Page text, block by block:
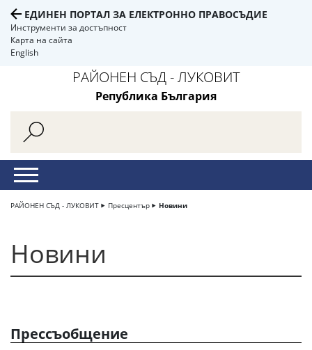
ЕДИНЕН ПОРТАЛ ЗА ЕЛЕКТРОННО ПРАВОСЪДИЕ
Инструменти за достъпност
Карта на сайта
English
РАЙОНЕН СЪД - ЛУКОВИТ
Република България
РАЙОНЕН СЪД - ЛУКОВИТ Пресцентър Новини
Новини
Прессъобщение